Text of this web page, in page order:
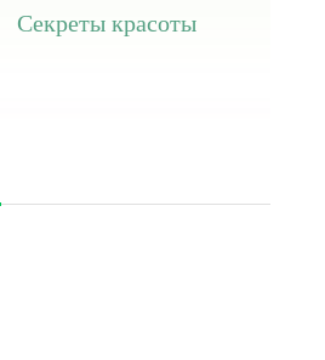
Секреты красоты